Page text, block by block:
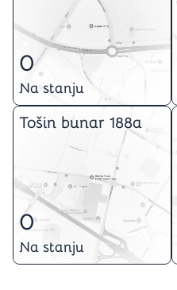
0
Na stanju
Tošin bunar 188a
0
Na stanju